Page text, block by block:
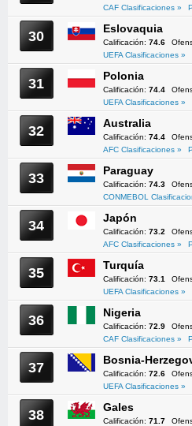
CAF Clasificaciones »
30 Eslovaquia
Calificación: 74.6
UEFA Clasificaciones »
31 Polonia
Calificación: 74.4
UEFA Clasificaciones »
32 Australia
Calificación: 74.4
AFC Clasificaciones »
33 Paraguay
Calificación: 74.3
CONMEBOL
34 Japón
Calificación: 73.2
AFC Clasificaciones »
35 Turquía
Calificación: 73.1
UEFA Clasificaciones »
36 Nigeria
Calificación: 72.9
CAF Clasificaciones »
37 Bosnia-
Calificación: 72.6
UEFA Clasificaciones »
38 Gales
Calificación: 71.7